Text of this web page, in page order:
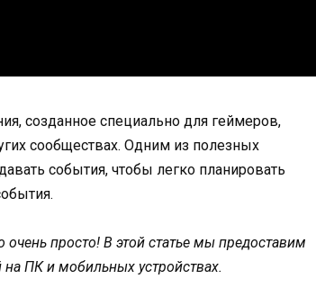
созданное специально для геймеров,
сообществах. Одним из полезных
события, чтобы легко планировать
просто! В этой статье мы предоставим
ПК и мобильных устройствах.